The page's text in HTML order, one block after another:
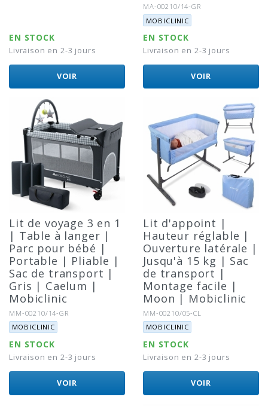
EN STOCK
Livraison en 2-3 jours
VOIR
Référence:
MA-00210/14-GR
Marque:
MOBICLINIC
EN STOCK
Livraison en 2-3 jours
VOIR
Lit de voyage 3 en 1
| Table à langer |
Parc pour bébé |
Portable | Pliable |
Sac de transport |
Gris | Caelum |
Mobiclinic
Référence:
MM-00210/14-GR
Marque:
MOBICLINIC
EN STOCK
Livraison en 2-3 jours
VOIR
Lit d'appoint |
Hauteur réglable |
Ouverture latérale |
Jusqu'à 15 kg | Sac
de transport |
Montage facile |
Moon | Mobiclinic
Référence:
MM-00210/05-CL
Marque:
MOBICLINIC
EN STOCK
Livraison en 2-3 jours
VOIR